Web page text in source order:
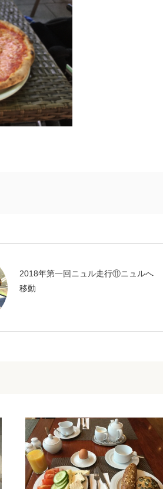
2018年第一回ニュル走行⑪ニュルへ
移動